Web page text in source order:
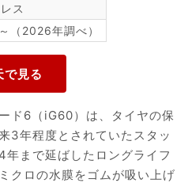
ス
（2026年調べ）
ド6（iG60）は、タイヤの保
3年程度とされていたスタッ
年まで延ばしたロングライフ
クロの水膜をゴムが吸い上げ